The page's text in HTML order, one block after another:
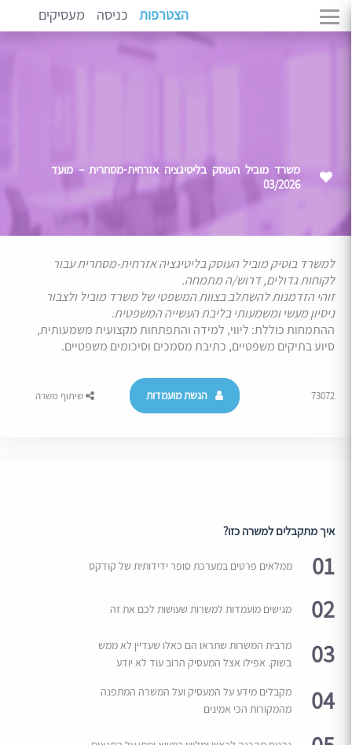
הצטרפות כניסה מעסיקים
משרד מוביל העוסק בליטיגציה אזרחית-מסחרית – מועד
03/2026
למשרד בוטיק מוביל העוסק בליטיגציה אזרחית-מסחרית עבור
לקוחות גדולים, דרוש/ה מתמחה.
זוהי הזדמנות להשתלב בצוות המשפטי של משרד מוביל ולצבור
ניסיון מעשי ומשמעותי בליבת העשייה המשפטית.
ההתמחות כוללת: ליווי, למידה והתפתחות מקצועית משמעותית,
סיוע בתיקים משפטיים, כתיבת מסמכים וסיכומים משפטיים.
73072 הגשת מועמדות שיתוף משרה
איך מתקבלים למשרה כזו?
01 ממלאים פרטים במערכת סופר ידידותית של קודקס
02 מגישים מועמדות למשרות שעושות לכם את זה
03
מרבית המשרות שתראו הם כאלו שעדיין לא ממש
בשוק. אפילו אצל המעסיק הרוב עוד לא יודע
04
מקבלים מידע על המעסיק ועל המשרה המתפנה
מהמקורות הכי אמינים